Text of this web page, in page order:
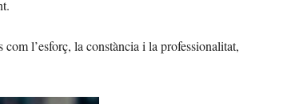
l’esforç, la constància i la professionalitat,